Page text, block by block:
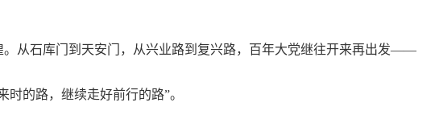
。从石库门到天安门，从兴业路到复兴路，百年大党继往开来再出发——
的路，继续走好前行的路”。